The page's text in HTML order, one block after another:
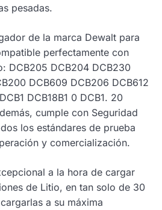
pesadas.
de la marca Dewalt para
perfectamente con
DCB205 DCB204 DCB230
DCB609 DCB206 DCB612
DCB18B1 0 DCB1. 20
cumple con Seguridad
los estándares de prueba
y comercialización.
a la hora de cargar
de Litio, en tan solo de 30
a su máxima